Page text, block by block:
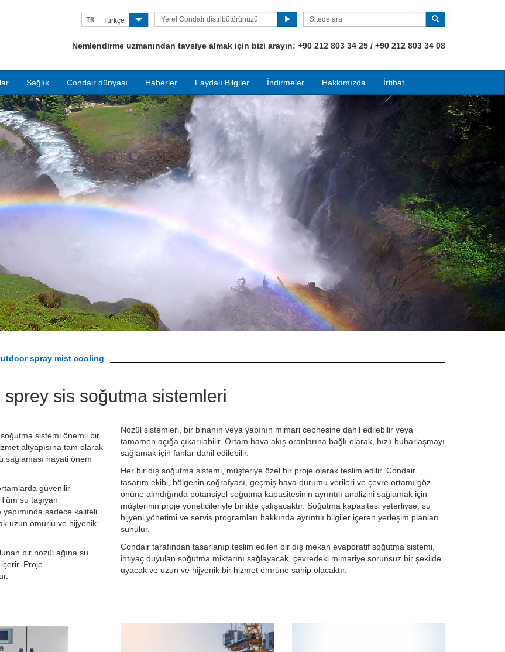
TR Türkçe
Yerel Condair distribütörünüzü
Nemlendirme uzmanından tavsiye almak için bizi arayın: +90 212 803 34 25 / +90 212 803 34 08
Sağlık Condair dünyası Haberler Faydalı Bilgiler İndirmeler Hakkımızda İrtibat
spray mist cooling
sis soğutma sistemleri
sistemi önemli bir
altyapısına tam olarak
sağlaması hayati önem
güvenilir
su taşıyan
sadece kaliteli
uzun ömürlü ve hijyenik
bir nozül ağına su
Proje
Nozül sistemleri, bir binanın veya yapının mimari cephesine dahil edilebilir veya
tamamen açığa çıkarılabilir. Ortam hava akış oranlarına bağlı olarak, hızlı buharlaşmayı
sağlamak için fanlar dahil edilebilir.
Her bir dış soğutma sistemi, müşteriye özel bir proje olarak teslim edilir. Condair
tasarım ekibi, bölgenin coğrafyası, geçmiş hava durumu verileri ve çevre ortamı göz
önüne alındığında potansiyel soğutma kapasitesinin ayrıntılı analizini sağlamak için
müşterinin proje yöneticileriyle birlikte çalışacaktır. Soğutma kapasitesi yeterliyse, su
hijyeni yönetimi ve servis programları hakkında ayrıntılı bilgiler içeren yerleşim planları
sunulur.
Condair tarafından tasarlanıp teslim edilen bir dış mekan evaporatif soğutma sistemi,
ihtiyaç duyulan soğutma miktarını sağlayacak, çevredeki mimariye sorunsuz bir şekilde
uyacak ve uzun ve hijyenik bir hizmet ömrüne sahip olacaktır.